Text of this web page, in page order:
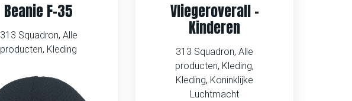
Beanie F-35
313 Squadron, Alle
producten, Kleding
Vliegeroverall –
Kinderen
313 Squadron,Alle
producten, Kleding,
Kleding, Koninklijke
Luchtmacht